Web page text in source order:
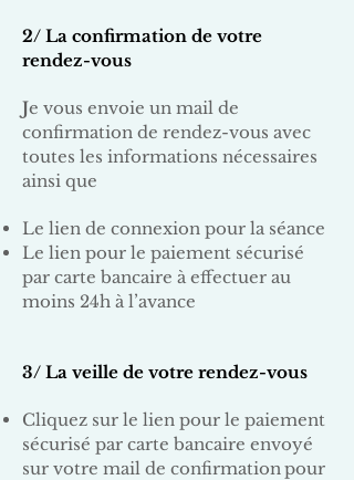
2/ La confirmation de votre
rendez-vous
Je vous envoie un mail de
confirmation de rendez-vous avec
toutes les informations nécessaires
ainsi que
Le lien de connexion pour la séance
Le lien pour le paiement sécurisé
par carte bancaire à effectuer au
moins 24h à l’avance
3/ La veille de votre rendez-vous
Cliquez sur le lien pour le paiement
sécurisé par carte bancaire envoyé
sur votre mail de confirmationpour